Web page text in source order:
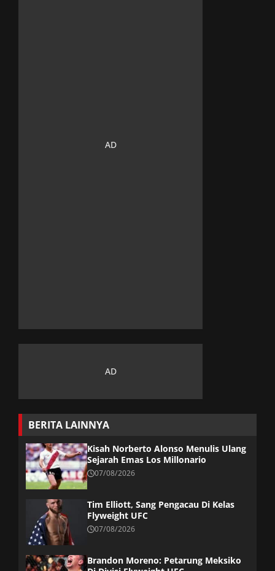
BERITA LAINNYA
Kisah Norberto Alonso Menulis Ulang
Sejarah Emas Los Millonario
07/08/2026
Tim Elliott, Sang Pengacau Di Kelas
Flyweight UFC
07/08/2026
Brandon Moreno: Petarung Meksiko